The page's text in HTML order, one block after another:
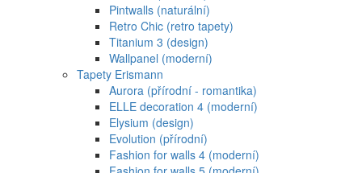
Pintwalls (naturální)
Retro Chic (retro tapety)
Titanium 3 (design)
Wallpanel (moderní)
Tapety Erismann
Aurora (přírodní - romantika)
ELLE decoration 4 (moderní)
Elysium (design)
Evolution (přírodní)
Fashion for walls 4 (moderní)